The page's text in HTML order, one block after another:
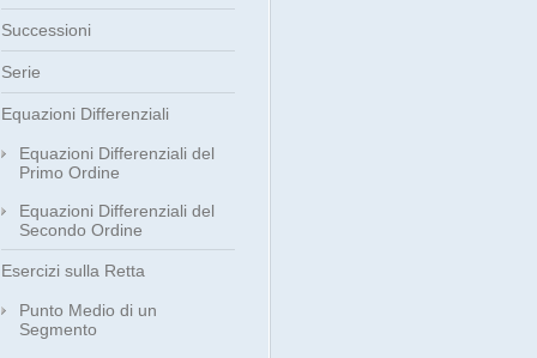
Successioni
Serie
Equazioni Differenziali
Equazioni Differenziali del
Primo Ordine
Equazioni Differenziali del
Secondo Ordine
Esercizi sulla Retta
Punto Medio di un
Segmento